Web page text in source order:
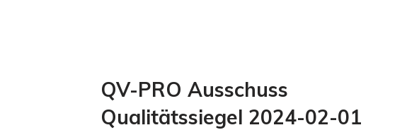
QV-PRO Ausschuss
Qualitätssiegel 2024-02-01